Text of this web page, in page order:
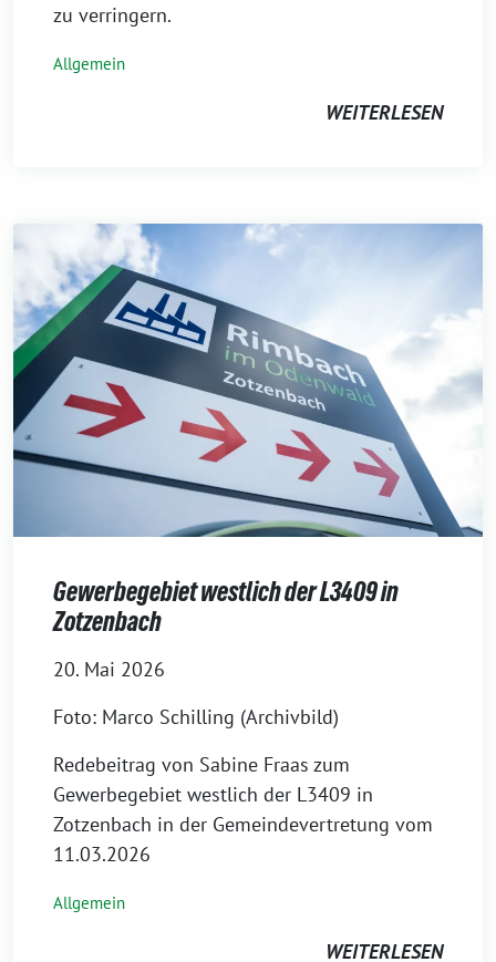
zu verringern.
Allgemein
WEITERLESEN
Gewerbegebiet westlich der L3409 in
Zotzenbach
20. Mai 2026
Foto: Marco Schilling (Archivbild)
Redebeitrag von Sabine Fraas zum
Gewerbegebiet westlich der L3409 in
Zotzenbach in der Gemeindevertretung vom
11.03.2026
Allgemein
WEITERLESEN